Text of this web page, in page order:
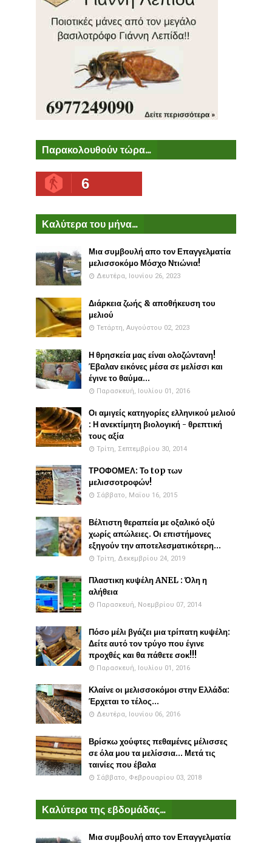
Παρακολουθούν τώρα...
6
Καλύτερα του μήνα...
Μια συμβουλή απο τον Επαγγελματία
μελισσοκόμο Μόσχο Ντιώνια!
Δευτέρα, Ιουνίου 26, 2023
Διάρκεια ζωής & αποθήκευση του
μελιού
Τετάρτη, Αυγούστου 02, 2023
Η θρησκεία μας είναι ολοζώντανη!
Έβαλαν εικόνες μέσα σε μελίσσι και
έγινε το θαύμα...
Παρασκευή, Ιουλίου 01, 2016
Οι αμιγείς κατηγορίες ελληνικού μελιού
: Η ανεκτίμητη βιολογική - θρεπτική
τους αξία
Τρίτη, Σεπτεμβρίου 30, 2014
ΤΡΟΦΟΜΕΛ: Το top των
μελισσοτροφών!
Σάββατο, Μαΐου 16, 2015
Βέλτιστη θεραπεία με οξαλικό οξύ
χωρίς απώλειες. Οι επιστήμονες
εξηγούν την αποτελεσματικότερη...
Τρίτη, Δεκεμβρίου 24, 2019
Πλαστικη κυψέλη ANEL : Όλη η
αλήθεια
Παρασκευή, Νοεμβρίου 07, 2014
Πόσο μέλι βγάζει μια τρίπατη κυψέλη:
Δείτε αυτό τον τρύγο που έγινε
προχθές και θα πάθετε σοκ!!!
Παρασκευή, Ιουλίου 01, 2016
Κλαίνε οι μελισσοκόμοι στην Ελλάδα:
Έρχεται το τέλος...
Δευτέρα, Ιουνίου 06, 2016
Βρίσκω χούφτες πεθαμένες μέλισσες
σε όλα μου τα μελίσσια... Μετά τις
ταινίες που έβαλα
Σάββατο, Φεβρουαρίου 03, 2018
Καλύτερα της εβδομάδας...
Μια συμβουλή απο τον Επαγγελματία